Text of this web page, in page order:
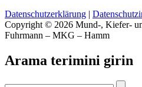
Datenschutzerklärung |
Copyright © 2026 Mund-, Kiefer-
Fuhrmann – MKG – Hamm
Arama terimini girin